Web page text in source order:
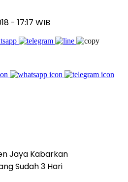
- 17:17 WIB
Jaya Kabarkan
Sudah 3 Hari